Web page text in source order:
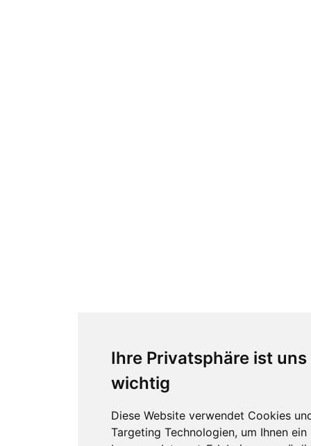
Ihre Privatsphäre ist uns
wichtig
Diese Website verwendet Cookies
Targeting Technologien, um Ihnen ein